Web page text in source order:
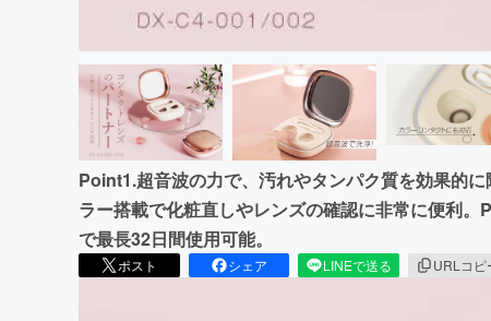
Point1.超音波の力で、汚れやタンパク質を効果的
ラー搭載で化粧直しやレンズの確認に非常に便利
で最長32日間使用可能。
ポスト シェア LINEで送る URLコピ